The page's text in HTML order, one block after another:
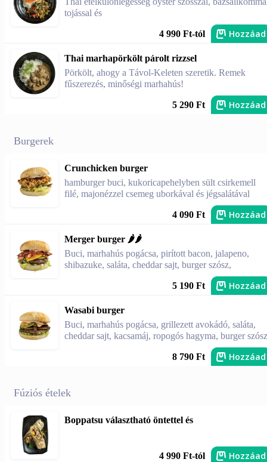
tojással és
4 990 Ft-tól Hozzáad
Thai marhapörkölt párolt rizzsel
Pörkölt, ahogy a Távol-Keleten szeretik. Remek
fűszerezés, minőségi marhahús!
5 290 Ft Hozzáad
Burgerek
Crunchicken burger
hamburger buci, kukoricapehelyben sült csirkemell
filé, majonézzel csemeg uborkával és jégsalátával
4 090 Ft Hozzáad
Merger burger 🌶️🌶️
Buci, marhahús pogácsa, pirított bacon, jalapeno,
shibazuke, saláta, cheddar sajt, burger szósz,
5 190 Ft Hozzáad
Wasabi burger
Buci, marhahús pogácsa, grillezett avokádó, saláta,
cheddar sajt, kacsamáj, ropogós hagyma, burger szósz
8 790 Ft Hozzáad
Fúziós ételek
Boppatsu választható öntettel és
4 990 Ft-tól Hozzáad